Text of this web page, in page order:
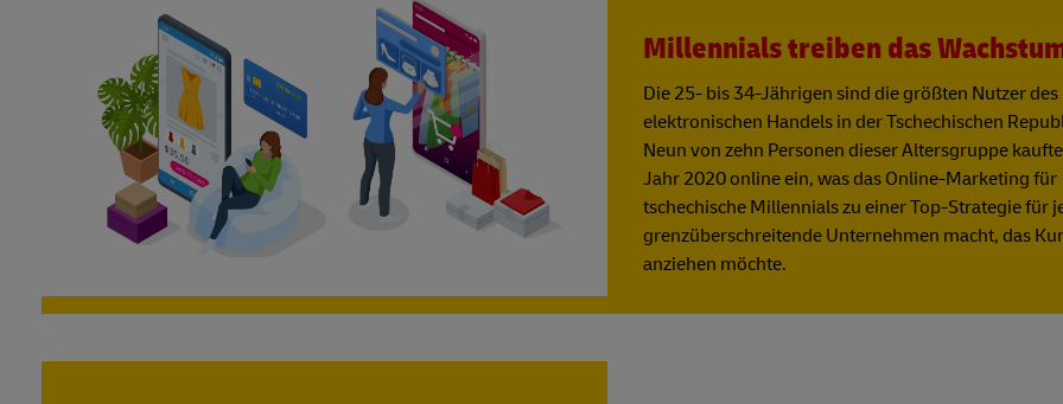
Millennials treiben das
Die 25- bis 34-Jährigen sind die größten Nutzer des
elektronischen Handels in der Tschechischen
Neun von zehn Personen dieser Altersgruppe
Jahr 2020 online ein, was das Online-Marketing für
tschechische Millennials zu einer Top-Strategie für
grenzüberschreitende Unternehmen macht, das
anziehen möchte.